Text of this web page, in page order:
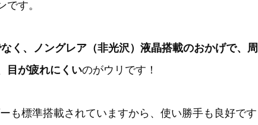
す。
く、ノングレア（非光沢）液晶搭載のおかげで、周
目が疲れにくいのがウリです！
も標準搭載されていますから、使い勝手も良好です